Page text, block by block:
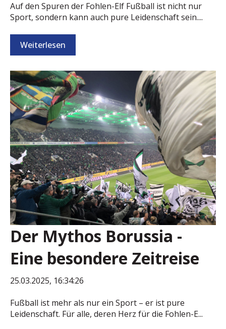
Auf den Spuren der Fohlen-Elf Fußball ist nicht nur
Sport, sondern kann auch pure Leidenschaft sein....
Weiterlesen
Der Mythos Borussia -
Eine besondere Zeitreise
25.03.2025, 16:34:26
Fußball ist mehr als nur ein Sport – er ist pure
Leidenschaft. Für alle, deren Herz für die Fohlen-E...